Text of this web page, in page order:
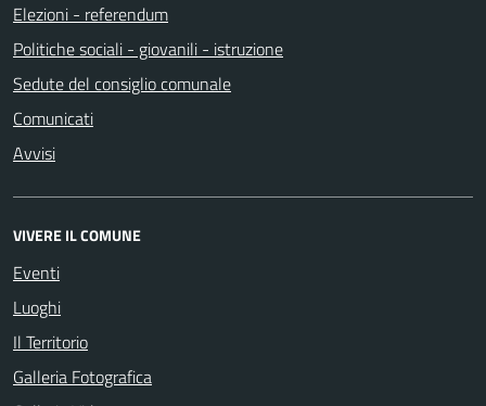
Elezioni - referendum
Politiche sociali - giovanili - istruzione
Sedute del consiglio comunale
Comunicati
Avvisi
VIVERE IL COMUNE
Eventi
Luoghi
Il Territorio
Galleria Fotografica